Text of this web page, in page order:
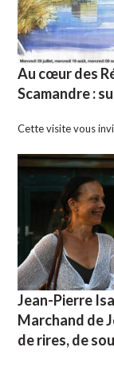
Au cœur des
Scamandre :
Cette visite vous
Jean-Pierre
Marchand de
de rires, de